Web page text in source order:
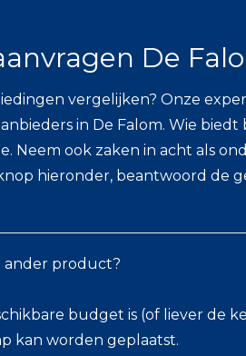
De
vergelijken? Onze
in De Falom. Wie biedt
Neem ook zaken in acht als
hieronder, beantwoord de
ander product?
budget is (of liever de
kan worden geplaatst.